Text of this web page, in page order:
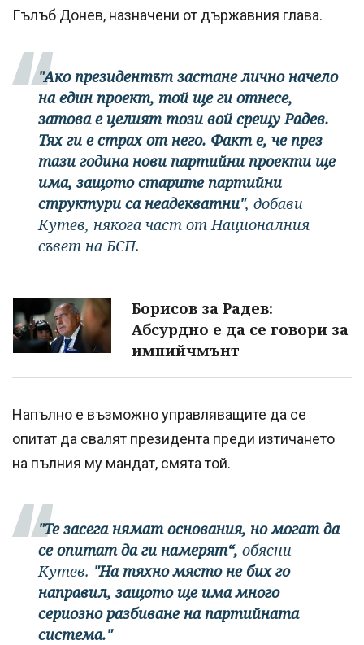
Гълъб Донев, назначени от държавния глава.
"Ако президентът застане лично начело
на един проект, той ще ги отнесе,
затова е целият този вой срещу Радев.
Тях ги е страх от него. Факт е, че през
тази година нови партийни проекти ще
има, защото старите партийни
структури са неадекватни", добави
Кутев, някога част от Националния
съвет на БСП.
Борисов за Радев:
Абсурдно е да се говори за
импийчмънт
Напълно е възможно управляващите да се
опитат да свалят президента преди изтичането
на пълния му мандат, смята той.
"Те засега нямат основания, но могат да
се опитат да ги намерят“, обясни
Кутев. "На тяхно място не бих го
направил, защото ще има много
сериозно разбиване на партийната
система."